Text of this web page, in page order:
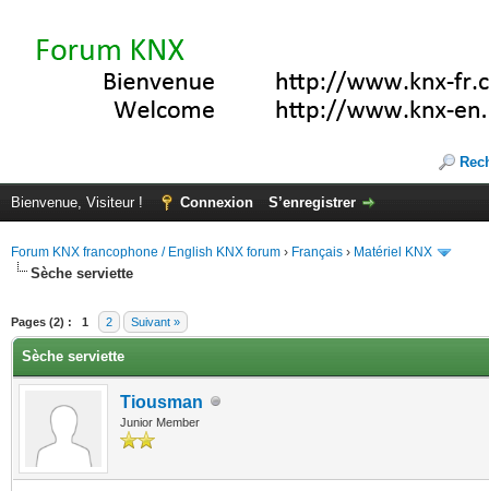
Bienvenue, Visiteur ! Connexion S’enregistrer
Forum KNX francophone / English KNX forum › Français › Matériel KNX
Sèche serviette
Pages (2) : 1 2 Suivant »
Sèche serviette
Tiousman
Junior Member